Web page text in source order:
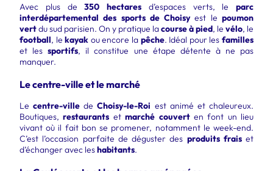
Avec plus de350 hectares d’espaces verts, le parc
interdépartemental des sports de Choisyest lepoumon
vertdu sud parisien. On y pratique lacourse à pied, le vélo, le
football, lekayak ou encore la pêche. Idéal pour lesfamilles
et lessportifs, il constitue une étape détente à ne pas
manquer.
Le centre-ville et le marché
Lecentre-ville deChoisy-le-Roi est animé et chaleureux.
Boutiques,restaurants etmarché couverten font un lieu
vivant où il fait bon se promener, notamment le week-end.
C’est l’occasion parfaite de déguster des produits fraiset
d’échanger avec leshabitants.